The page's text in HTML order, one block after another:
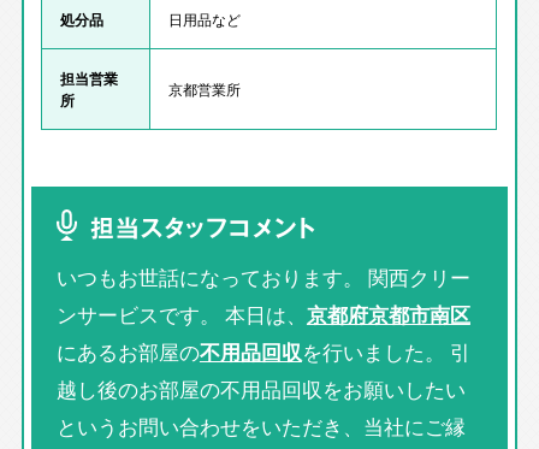
処分品 日用品など
担当営業
所
京都営業所
担当スタッフコメント
いつもお世話になっております。 関西クリー
ンサービスです。 本日は、 京都府京都市南区
にあるお部屋の不用品回収を行いました。 引
越し後のお部屋の不用品回収をお願いしたい
というお問い合わせをいただき、当社にご縁